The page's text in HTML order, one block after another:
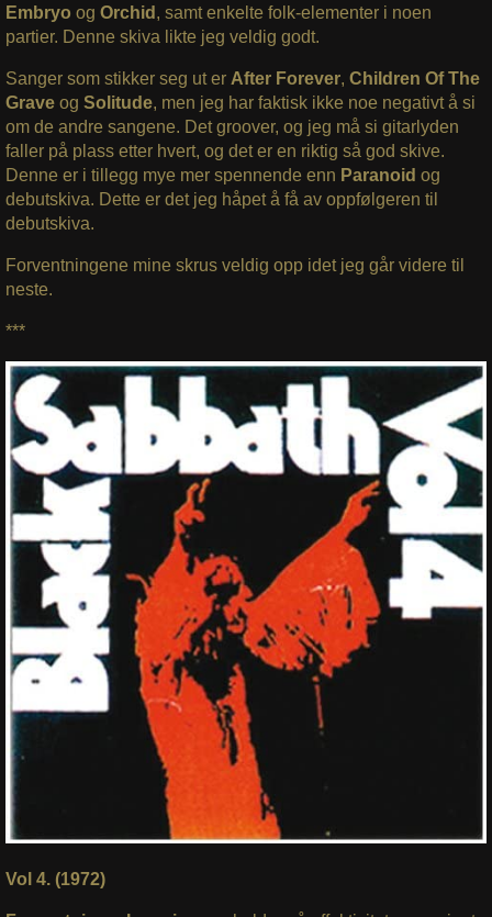
Embryo og Orchid , samt enkelte folk-elementer i noen
partier. Denne skiva likte jeg veldig godt.
Sanger som stikker seg ut er After Forever, Children Of The
Graveog Solitude, men jeg har faktisk ikke noe negativt å si
om de andre sangene. Det groover, og jeg må si gitarlyden
faller på plass etter hvert, og det er en riktig så god skive.
Denne er i tillegg mye mer spennende enn Paranoid og
debutskiva. Dette er det jeg håpet å få av oppfølgeren til
debutskiva.
Forventningene mine skrus veldig opp idet jeg går videre til
neste.
***
Vol 4. (1972)